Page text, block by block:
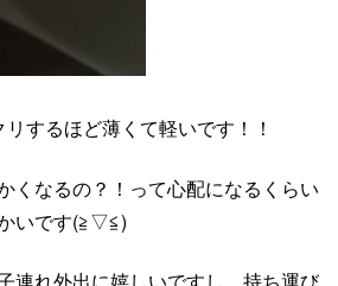
するほど薄くて軽いです！！
くなるの？！って心配になるくらい
いです(≧▽≦)
連れ外出に嬉しいですし、持ち運び